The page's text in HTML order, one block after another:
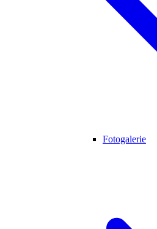
Fotogalerie